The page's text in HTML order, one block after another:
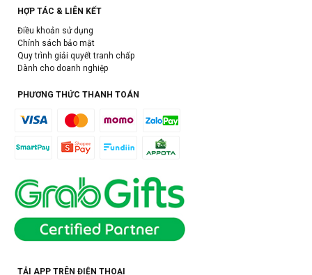
HỢP TÁC & LIÊN KẾT
Điều khoản sử dụng
Chính sách bảo mật
Quy trình giải quyết tranh chấp
Dành cho doanh nghiệp
PHƯƠNG THỨC THANH TOÁN
TẢI APP TRÊN ĐIỆN THOẠI